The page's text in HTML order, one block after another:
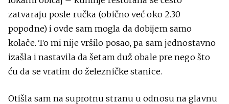
zatvaraju posle ručka (obično već oko 2.30
popodne) i ovde sam mogla da dobijem samo
kolače. To mi nije vršilo posao, pa sam jednostavno
izašla i nastavila da šetam duž obale pre nego što
ću da se vratim do železničke stanice.
Otišla sam na suprotnu stranu u odnosu na glavnu